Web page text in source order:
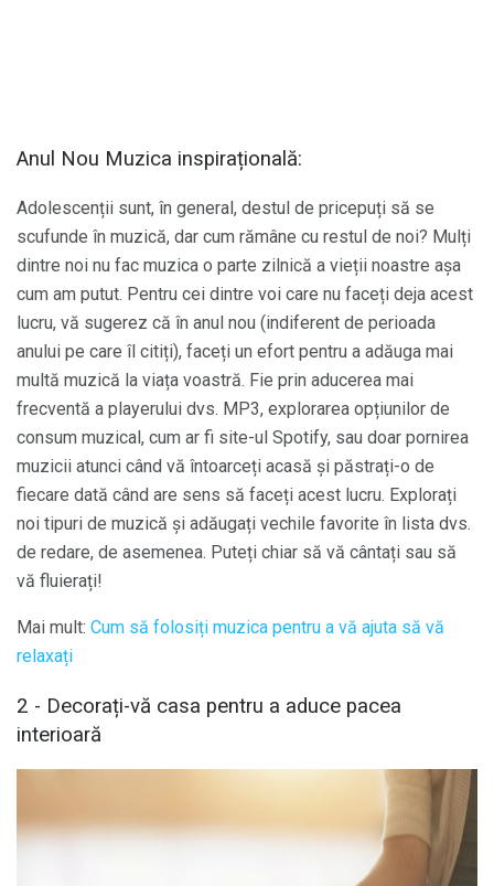
Anul Nou Muzica inspirațională:
Adolescenții sunt, în general, destul de pricepuți să se
scufunde în muzică, dar cum rămâne cu restul de noi? Mulți
dintre noi nu fac muzica o parte zilnică a vieții noastre așa
cum am putut. Pentru cei dintre voi care nu faceți deja acest
lucru, vă sugerez că în anul nou (indiferent de perioada
anului pe care îl citiți), faceți un efort pentru a adăuga mai
multă muzică la viața voastră. Fie prin aducerea mai
frecventă a playerului dvs. MP3, explorarea opțiunilor de
consum muzical, cum ar fi site-ul Spotify, sau doar pornirea
muzicii atunci când vă întoarceți acasă și păstrați-o de
fiecare dată când are sens să faceți acest lucru. Explorați
noi tipuri de muzică și adăugați vechile favorite în lista dvs.
de redare, de asemenea. Puteți chiar să vă cântați sau să
vă fluierați!
Mai mult: Cum să folosiți muzica pentru a vă ajuta să vă
relaxați
2 - Decorați-vă casa pentru a aduce pacea
interioară